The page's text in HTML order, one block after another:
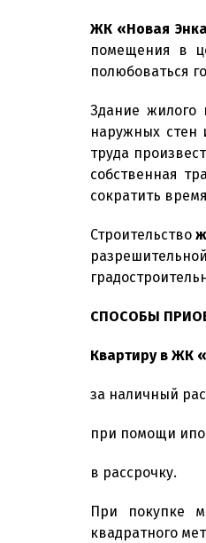
ЖК «Новая
помещения в
полюбоваться
Здание жилого
наружных стен
труда
собственная
сократить
Строительство
СПОСОБЫ
Квартиру в ЖК
за наличный
при помощи
в рассрочку.
При покупке
квадратного